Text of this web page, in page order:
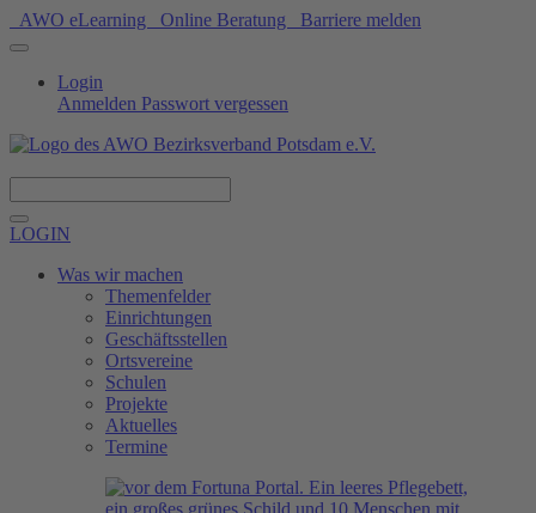
AWO eLearning Online Beratung Barriere melden
Login
Anmelden Passwort vergessen
LOGIN
Was wir machen
Themenfelder
Einrichtungen
Geschäftsstellen
Ortsvereine
Schulen
Projekte
Aktuelles
Termine